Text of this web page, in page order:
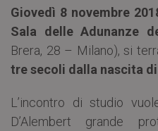
Giovedì 8 novembre
Sala delle Adunanze
Brera, 28 – Milano), si
tre secoli dalla nascita
L’incontro di studio
D’Alembert grande